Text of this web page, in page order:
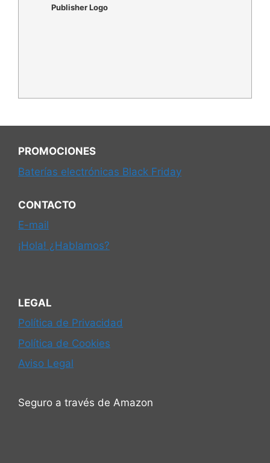
Publisher Logo
PROMOCIONES
Baterías electrónicas Black Friday
CONTACTO
E-mail
¡Hola! ¿Hablamos?
LEGAL
Política de Privacidad
Política de Cookies
Aviso Legal
Seguro a través de Amazon